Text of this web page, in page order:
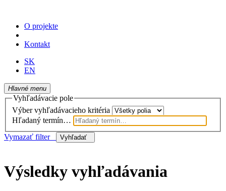
O projekte
Kontakt
SK
EN
Hlavné menu
Vyhľadávacie pole
Výber vyhľadávacieho kritéria
Hľadaný termín…
Vymazať filter
Vyhľadať
Výsledky vyhľadávania